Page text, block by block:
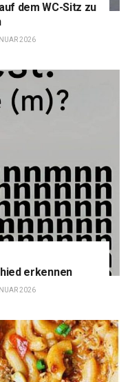
dem WC-Sitz zu
2026
erkennen
2026